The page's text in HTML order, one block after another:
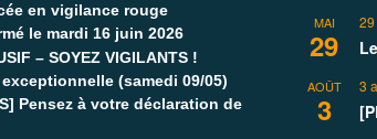
en vigilance rouge
le mardi 16 juin 2026
– SOYEZ VIGILANTS !
(samedi 09/05)
Pensez à votre déclaration de
MAI
29
AOÛT
3
3